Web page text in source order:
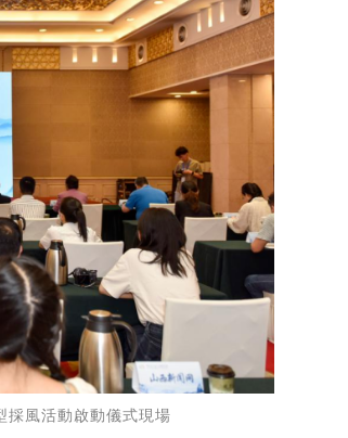
採風活動啟動儀式現場